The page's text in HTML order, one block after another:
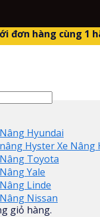
đơn hàng cùng 1
giỏ hàng.
Hyundai
Hyster Xe Nâng
Toyota
Yale
Linde
Nissan